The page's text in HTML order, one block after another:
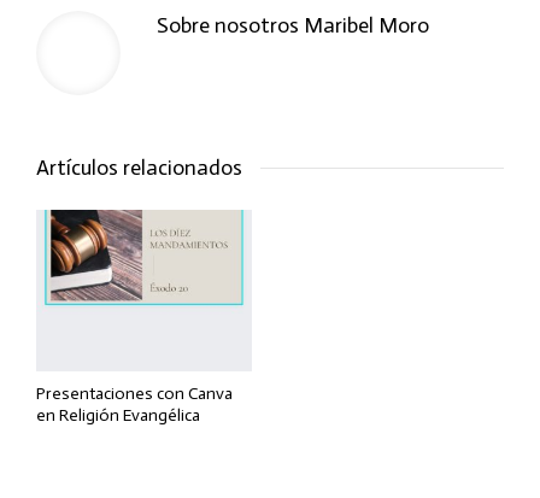
Sobre nosotros Maribel Moro
Artículos relacionados
Presentaciones con Canva
en Religión Evangélica